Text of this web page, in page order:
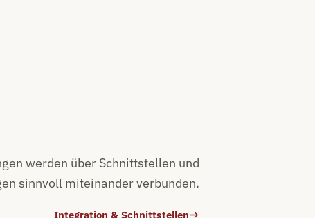
werden über Schnittstellen und
sinnvoll miteinander verbunden.
Integration & Schnittstellen